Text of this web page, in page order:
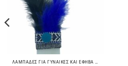
ΛΑΜΠΑΔΕΣ ΓΙΑ ΓΥΝΑΙΚΕΣ ΚΑΙ ΕΦΗΒΑ ΚΟΡΙΤΣΙΑ